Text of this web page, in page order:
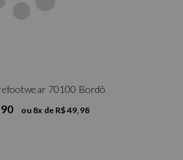
70100 Bordô
ou 8x de R$ 49,98